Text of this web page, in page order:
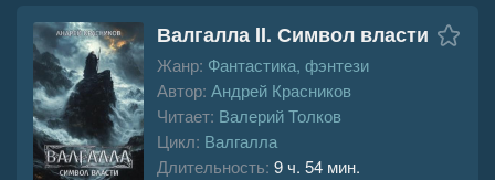
Валгалла II. Символ власти
Жанр: Фантастика, фэнтези
Автор: Андрей Красников
Читает: Валерий Толков
Цикл: Валгалла
Длительность: 9 ч. 54 мин.